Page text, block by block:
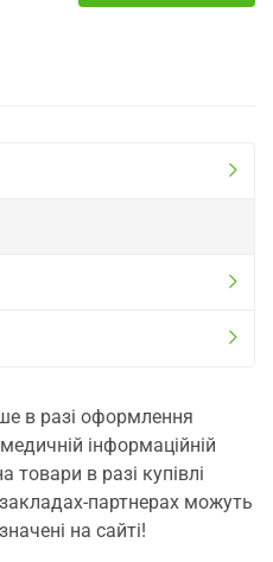
в разі оформлення
інформаційній
товари в разі купівлі
партнерах можуть
на сайті!